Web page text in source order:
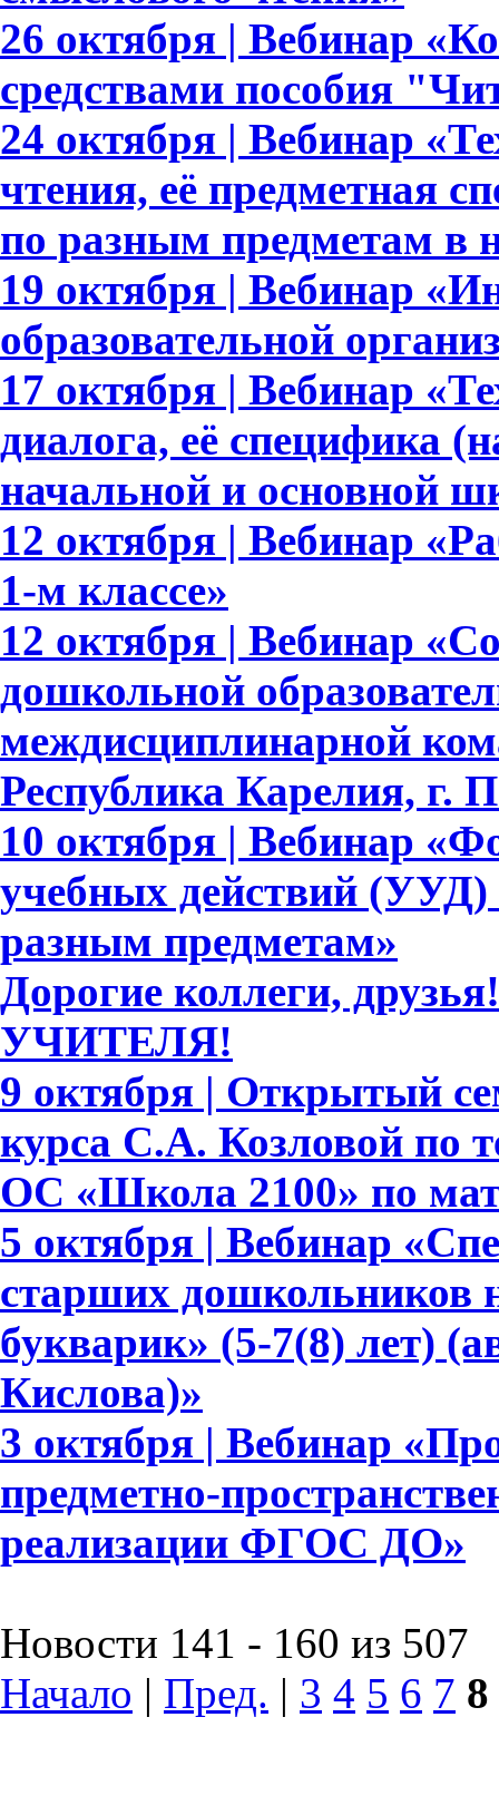
26 октября | Вебинар
средствами пособия
24 октября | Вебинар
чтения, её предметная
по разным предметам в
19 октября | Вебинар
образовательной
17 октября | Вебинар
диалога, её специфика
начальной и основной
12 октября | Вебинар
1-м классе»
12 октября | Вебинар
дошкольной
междисциплинарной
Республика Карелия, г.
10 октября | Вебинар
учебных действий
разным предметам»
Дорогие коллеги,
УЧИТЕЛЯ!
9 октября | Открытый
курса С.А. Козловой по
ОС «Школа 2100» по
5 октября | Вебинар
старших дошкольников
букварик» (5-7(8) лет)
Кислова)»
3 октября | Вебинар
предметно-
реализации ФГОС ДО»
Новости 141 - 160 из 507
Начало | Пред. | 3 4 5 6 7 8